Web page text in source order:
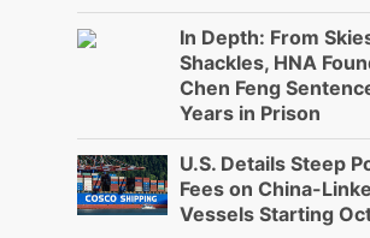
In Depth: From
Shackles, HNA
Chen Feng
Years in Prison
U.S. Details Steep
Fees on China-
Vessels Starting